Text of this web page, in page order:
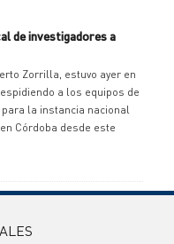
de investigadores a
Zorrilla, estuvo ayer en
a los equipos de
la instancia nacional
Córdoba desde este